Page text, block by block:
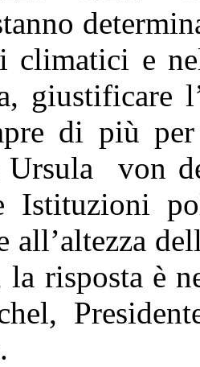
climatici e
giustificare
di più
Ursula von
Istituzioni
all’altezza
risposta è